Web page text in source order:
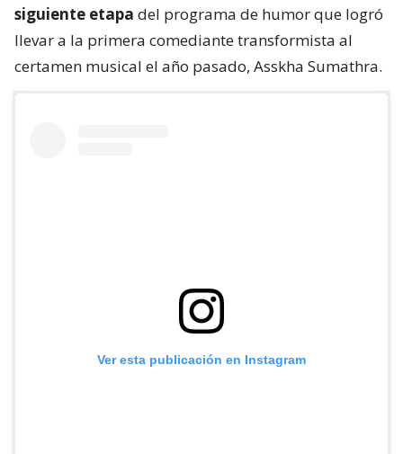
siguiente etapa del programa de humor que logró
llevar a la primera comediante transformista al
certamen musical el año pasado, Asskha Sumathra.
Ver esta publicación en Instagram